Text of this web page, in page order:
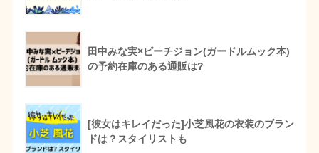
田中みな実×ピーチジョン(ガードルムック本)
の予約在庫のある通販は?
[彼女はキレイだった]小芝風花の衣装のブラン
ドは？スタイリストも